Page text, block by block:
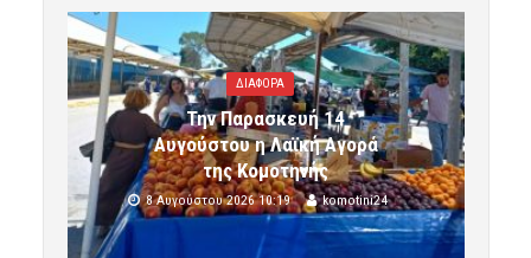
ΔΙΑΦΟΡΑ
Την Παρασκευή 14
Αυγούστου η Λαϊκή Αγορά
της Κομοτηνής
8 Αυγούστου 2026 10:19 komotini24